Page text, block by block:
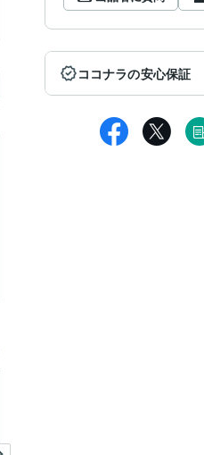
ココナラの安心保証